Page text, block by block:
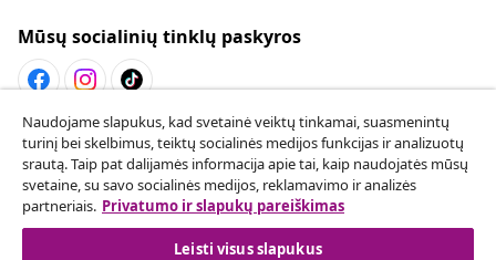
Mūsų socialinių tinklų paskyros
Sutarties atsisakymas
Pateikite prašymą atsisakyti užsakymo.
Sutarties atsisakymas
Naudojame slapukus, kad svetainė veiktų tinkamai, suasmenintų
turinį bei skelbimus, teiktų socialinės medijos funkcijas ir analizuotų
srautą. Taip pat dalijamės informacija apie tai, kaip naudojatės mūsų
svetaine, su savo socialinės medijos, reklamavimo ir analizės
partneriais. Privatumo ir slapukų pareiškimas
Leisti visus slapukus